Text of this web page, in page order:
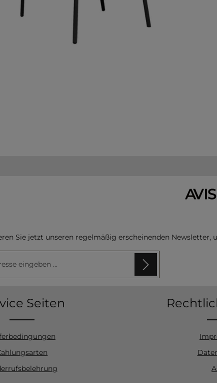
Sie jetzt unseren regelmäßig erscheinenden
(*) markierten Felder sind
Seiten